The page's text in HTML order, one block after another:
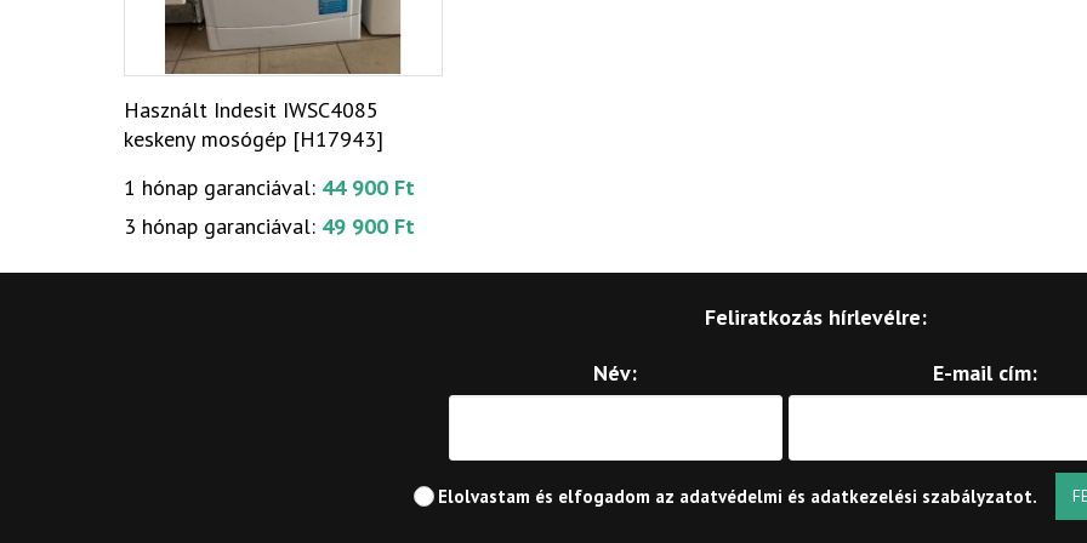
Használt Indesit IWSC4085
keskeny mosógép [H17943]
1 hónap garanciával: 44 900 Ft
3 hónap garanciával: 49 900 Ft
Feliratkozás hírlevélre:
Név:
E-mail cím:
Elolvastam és elfogadom az adatvédelmi és adatkezelési szabályzatot.